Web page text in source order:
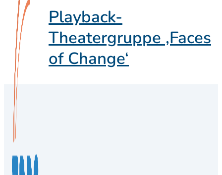
Playback-
Theatergruppe ‚Faces
of Change‘